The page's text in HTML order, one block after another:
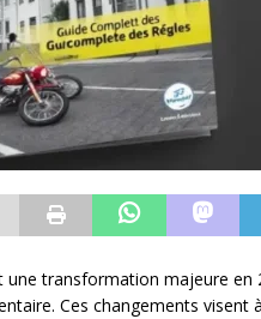
transformation majeure en
Ces changements visent